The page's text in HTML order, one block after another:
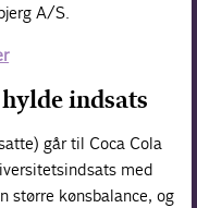
A/S.
indsats
går til Coca Cola
med
større kønsbalance, og